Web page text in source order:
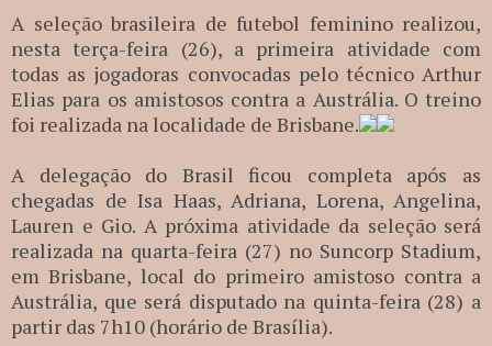
A seleção brasileira de futebol feminino realizou,
nesta terça-feira (26), a primeira atividade com
todas as jogadoras convocadas pelo técnico Arthur
Elias para os amistosos contra a Austrália. O treino
foi realizada na localidade de Brisbane.
A delegação do Brasil ficou completa após as
chegadas de Isa Haas, Adriana, Lorena, Angelina,
Lauren e Gio. A próxima atividade da seleção será
realizada na quarta-feira (27) no Suncorp Stadium,
em Brisbane, local do primeiro amistoso contra a
Austrália, que será disputado na quinta-feira (28) a
partir das 7h10 (horário de Brasília).